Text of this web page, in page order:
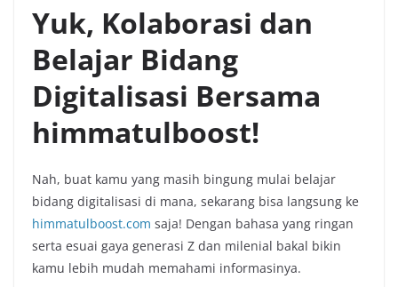
Yuk, Kolaborasi dan
Belajar Bidang
Digitalisasi Bersama
himmatulboost!
Nah, buat kamu yang masih bingung mulai belajar
bidang digitalisasi di mana, sekarang bisa langsung ke
himmatulboost.com saja! Dengan bahasa yang ringan
serta esuai gaya generasi Z dan milenial bakal bikin
kamu lebih mudah memahami informasinya.